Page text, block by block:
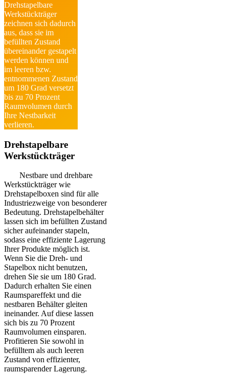
Drehstapelbare
Werkstück­träger
zeichnen sich dadurch
aus, dass sie im
befüllten Zustand
übereinander gestapelt
werden können und
im leeren bzw.
entnommenen Zustand
um 180 Grad versetzt
bis zu 70 Prozent
Raumvolumen durch
Ihre Nestbarkeit
verlieren.
Drehstapelbare
Werkstückträger
Nestbare und drehbare
Werkstückträger wie
Drehstapelboxen sind für alle
Industriezweige von besonderer
Bedeutung. Drehstapelbehälter
lassen sich im befüllten Zustand
sicher aufeinander stapeln,
sodass eine effiziente Lagerung
Ihrer Produkte möglich ist.
Wenn Sie die Dreh- und
Stapelbox nicht benutzen,
drehen Sie sie um 180 Grad.
Dadurch erhalten Sie einen
Raumspareffekt und die
nestbaren Behälter gleiten
ineinander. Auf diese lassen
sich bis zu 70 Prozent
Raumvolumen einsparen.
Profitieren Sie sowohl in
befülltem als auch leeren
Zustand von effizienter,
raumsparender Lagerung.